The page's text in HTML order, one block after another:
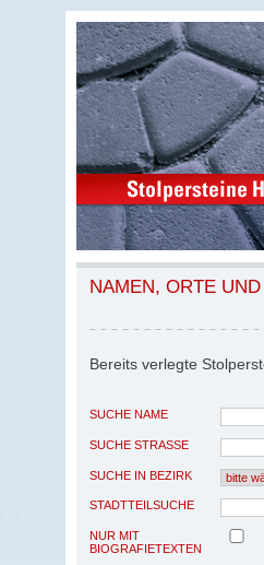
NAMEN, ORTE
Bereits verlegte
SUCHE NAME
SUCHE STRASSE
SUCHE IN BEZIRK
STADTTEILSUCHE
NUR MIT
BIOGRAFIETEXTEN